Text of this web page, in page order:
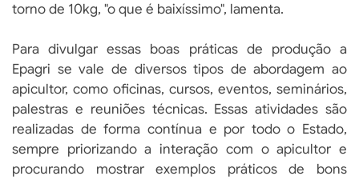
torno de 10kg, "o que é baixíssimo", lamenta.
Para divulgar essas boas práticas de produção a
Epagri se vale de diversos tipos de abordagem ao
apicultor, como oficinas, cursos, eventos, seminários,
palestras e reuniões técnicas. Essas atividades são
realizadas de forma contínua e por todo o Estado,
sempre priorizando a interação com o apicultor e
procurando mostrar exemplos práticos de bons